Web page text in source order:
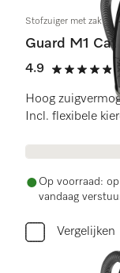
Stofzuiger met zak
Guard M1
4.9
4.9 sterren
Hoog
Incl. flexibele
Op voorraad:
vandaag
Vergelijken